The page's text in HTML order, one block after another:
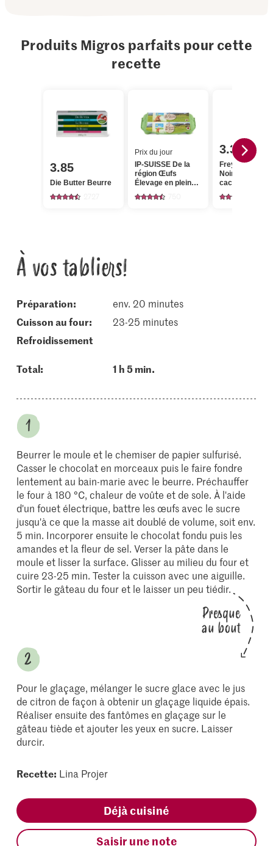
Produits Migros parfaits pour cette
recette
3.85
Die Butter Beurre
Prix du jour
IP-SUISSE De la
région Œufs
Élevage en plein
air
3.30
Frey Suprême
Noir Satin 69%
cacao
À vos tabliers!
Préparation:
env. 20 minutes
cuisson au four:
23-25 minutes
refroidissement
Total: 1 h 5 min.
Beurrer le moule et le chemiser de papier sulfurisé.
Casser le chocolat en morceaux puis le faire fondre
lentement au bain-marie avec le beurre. Préchauffer
le four à 180 °C, chaleur de voûte et de sole. À l'aide
d'un fouet électrique, battre les œufs avec le sucre
jusqu'à ce que la masse ait doublé de volume, soit env.
5 min. Incorporer ensuite le chocolat fondu puis les
amandes et la fleur de sel. Verser la pâte dans le
moule et lisser la surface. Glisser au milieu du four et
cuire 23-25 min. Tester la cuisson avec une aiguille.
Sortir le gâteau du four et le laisser un peu tiédir.
Presque
au bout
Pour le glaçage, mélanger le sucre glace avec le jus
de citron de façon à obtenir un glaçage liquide épais.
Réaliser ensuite des fantômes en glaçage sur le
gâteau tiède et ajouter les yeux en sucre. Laisser
durcir.
Recette: Lina Projer
Déjà cuisiné
Saisir une note